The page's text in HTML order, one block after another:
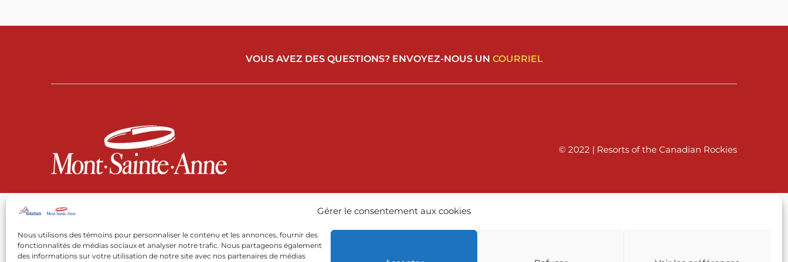
Gérer le consentement aux cookies
Nous utilisons des témoins pour personnaliser le contenu et les annonces, fournir des
fonctionnalités de médias sociaux et analyser notre trafic. Nous partageons également
des informations sur votre utilisation de notre site avec nos partenaires de médias
VOUS AVEZ DES QUESTIONS? ENVOYEZ-NOUS UN COURRIEL
© 2022 | Resorts of the Canadian Rockies